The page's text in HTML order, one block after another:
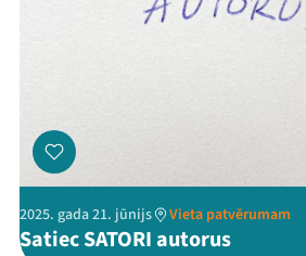
2025. gada 21. jūnijs Vieta patvērumam
Satiec SATORI autorus